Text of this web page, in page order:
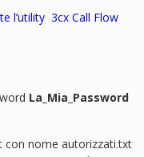
l’utility 3cx Call Flow
La_Mia_Password
con nome autorizzati.txt